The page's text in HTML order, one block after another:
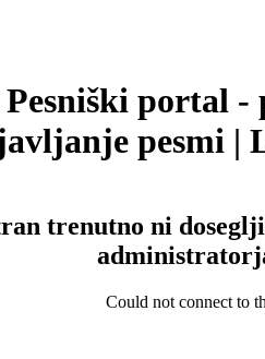
Pesniški portal -
pesmi |
trenutno ni
Could not connect to